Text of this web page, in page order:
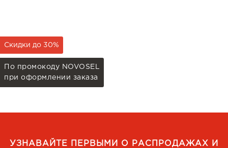
Скидки до 30%
По промокоду NOVOSEL
при оформлении заказа
УЗНАВАЙТЕ ПЕРВЫМИ О РАСПРОДАЖАХ И